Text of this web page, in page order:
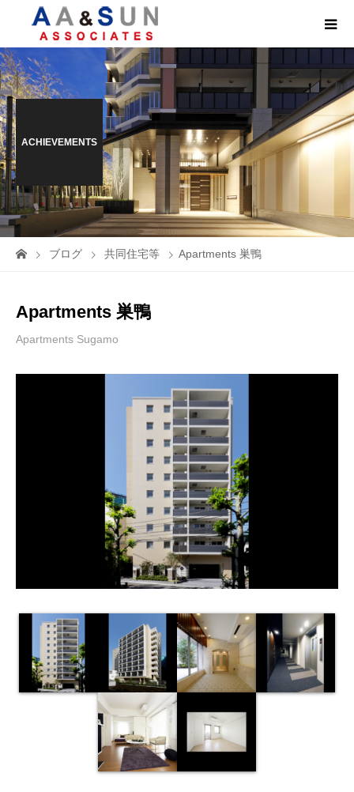
ACHIEVEMENTS
ブログ 共同住宅等 Apartments 巣鴨
Apartments 巣鴨
Apartments Sugamo